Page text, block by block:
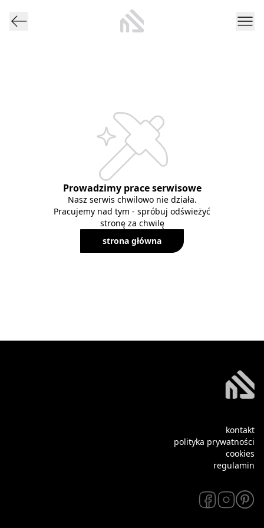
Prowadzimy prace serwisowe
Nasz serwis chwilowo nie działa.
Pracujemy nad tym - spróbuj odświeżyć
stronę za chwilę
strona główna
kontakt
polityka prywatności
cookies
regulamin